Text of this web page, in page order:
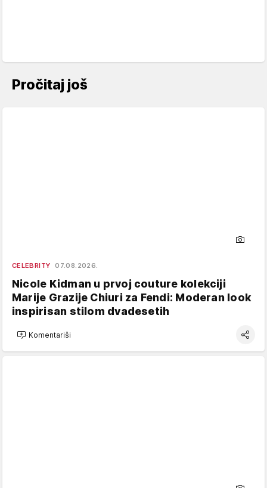
Pročitaj još
CELEBRITY 07.08.2026.
Nicole Kidman u prvoj couture kolekciji
Marije Grazije Chiuri za Fendi: Moderan look
inspirisan stilom dvadesetih
Komentariši